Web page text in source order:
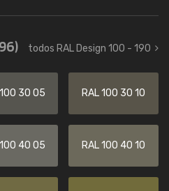
todos RAL Design 100 - 190
100 30 05 RAL 100 30 10
100 40 05 RAL 100 40 10